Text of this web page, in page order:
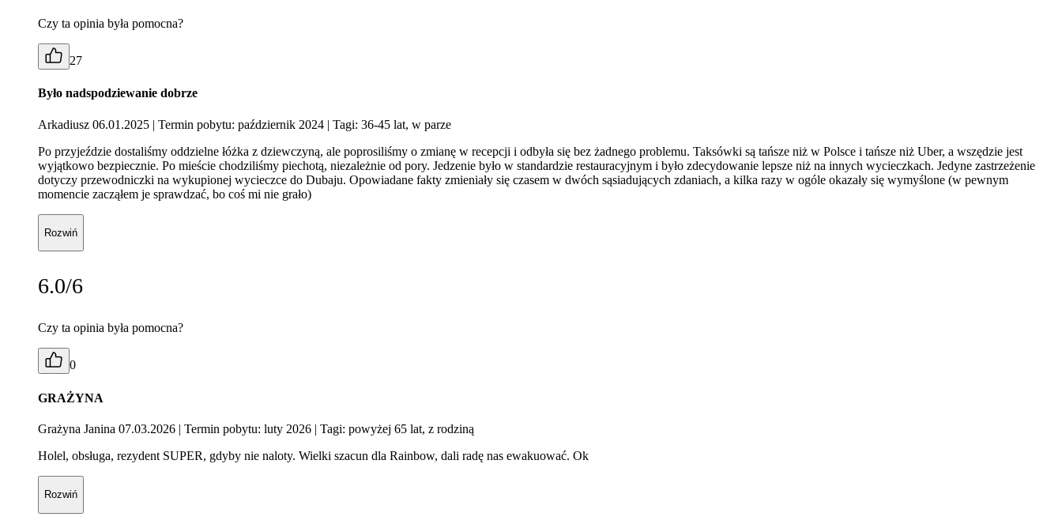
Czy ta opinia była pomocna?
27
Było nadspodziewanie dobrze
Arkadiusz 06.01.2025 | Termin pobytu: październik 2024 | Tagi: 36-45 lat, w parze
Po przyjeździe dostaliśmy oddzielne łóżka z dziewczyną, ale poprosiliśmy o zmianę w recepcji i odbyła się bez żadnego problemu. Taksówki są tańsze niż w Polsce i tańsze niż Uber, a wszędzie jest
wyjątkowo bezpiecznie. Po mieście chodziliśmy piechotą, niezależnie od pory. Jedzenie było w standardzie restauracyjnym i było zdecydowanie lepsze niż na innych wycieczkach. Jedyne zastrzeżenie
dotyczy przewodniczki na wykupionej wycieczce do Dubaju. Opowiadane fakty zmieniały się czasem w dwóch sąsiadujących zdaniach, a kilka razy w ogóle okazały się wymyślone (w pewnym
momencie zacząłem je sprawdzać, bo coś mi nie grało)
Rozwiń
6.0/6
Czy ta opinia była pomocna?
0
GRAŻYNA
Grażyna Janina 07.03.2026 | Termin pobytu: luty 2026 | Tagi: powyżej 65 lat, z rodziną
Holel, obsługa, rezydent SUPER, gdyby nie naloty. Wielki szacun dla Rainbow, dali radę nas ewakuować. Ok
Rozwiń